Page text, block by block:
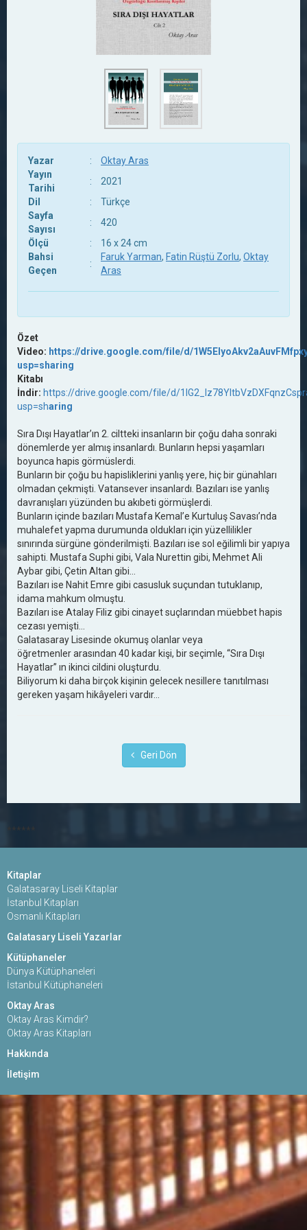
Yazar :
Oktay Aras
Yayın
Tarihi
:
2021
Dil
:
Türkçe
Sayfa
Sayısı
:
420
Ölçü
:
16 x 24 cm
Bahsi
Geçen
:
Faruk Yarman, Fatin Rüştü Zorlu, Oktay
Aras
Özet
Video: https://drive.google.com/file/d/
usp=sharing
Kitabı
İndir: https://drive.google.com/file/d/
usp=sharing
Sıra Dışı Hayatlar’ın 2. ciltteki insanların bir çoğu daha sonraki
dönemlerde yer almış insanlardı. Bunların hepsi yaşamları
boyunca hapis görmüslerdi.
Bunların bir çoğu bu hapisliklerini yanlış yere, hiç bir günahları
olmadan çekmişti. Vatansever insanlardı. Bazıları ise yanlış
davranışları yüzünden bu akıbeti görmüşlerdi.
Bunların içinde bazıları Mustafa Kemal’e Kurtuluş Savası’nda
muhalefet yapma durumunda oldukları için yüzellilikler
sınırında sürgüne gönderilmişti. Bazıları ise sol eğilimli bir yapıya
sahipti. Mustafa Suphi gibi, Vala Nurettin gibi, Mehmet Ali
Aybar gibi, Çetin Altan gibi...
Bazıları ise Nahit Emre gibi casusluk suçundan tutuklanıp,
idama mahkum olmuştu.
Bazıları ise Atalay Filiz gibi cinayet suçlarından müebbet hapis
cezası yemişti...
Galatasaray Lisesinde okumuş olanlar veya
öğretmenler arasından 40 kadar kişi, bir seçimle, “Sıra Dışı
Hayatlar” ın ikinci cildini oluşturdu.
Biliyorum ki daha birçok kişinin gelecek nesillere tanıtılması
gereken yaşam hikâyeleri vardır...
Geri Dön
******
Kitaplar
Galatasaray Liseli Kitaplar
İstanbul Kitapları
Osmanlı Kitapları
Galatasary Liseli Yazarlar
Kütüphaneler
Dünya Kütüphaneleri
İstanbul Kütüphaneleri
Oktay Aras
Oktay Aras Kimdir?
Oktay Aras Kitapları
Hakkında
İletişim